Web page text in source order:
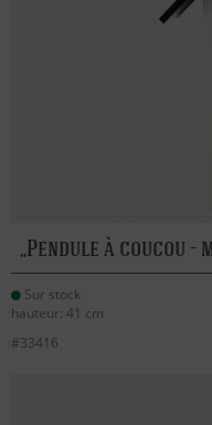
Pendule à coucou -
Sur stock
hauteur: 41 cm
#33416